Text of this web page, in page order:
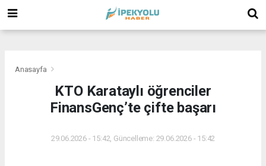
Anasayfa
KTO Karataylı öğrenciler
FinansGenç’te çifte başarı
29.06.2026 - 15:42, Güncelleme: 29.06.2026 - 15:42